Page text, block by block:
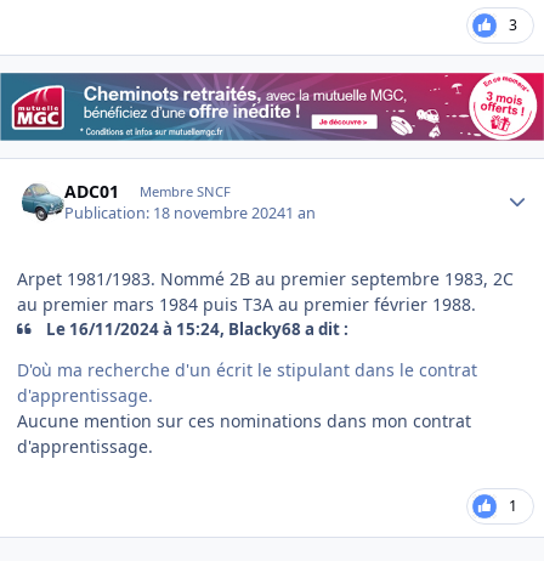
3
ADC01 Membre SNCF
Publication: 18 novembre 20241 an
Arpet 1981/1983. Nommé 2B au premier septembre 1983, 2C
au premier mars 1984 puis T3A au premier février 1988.
Le 16/11/2024 à 15:24, Blacky68 a dit :
D'où ma recherche d'un écrit le stipulant dans le contrat
d'apprentissage.
Aucune mention sur ces nominations dans mon contrat
d'apprentissage.
1